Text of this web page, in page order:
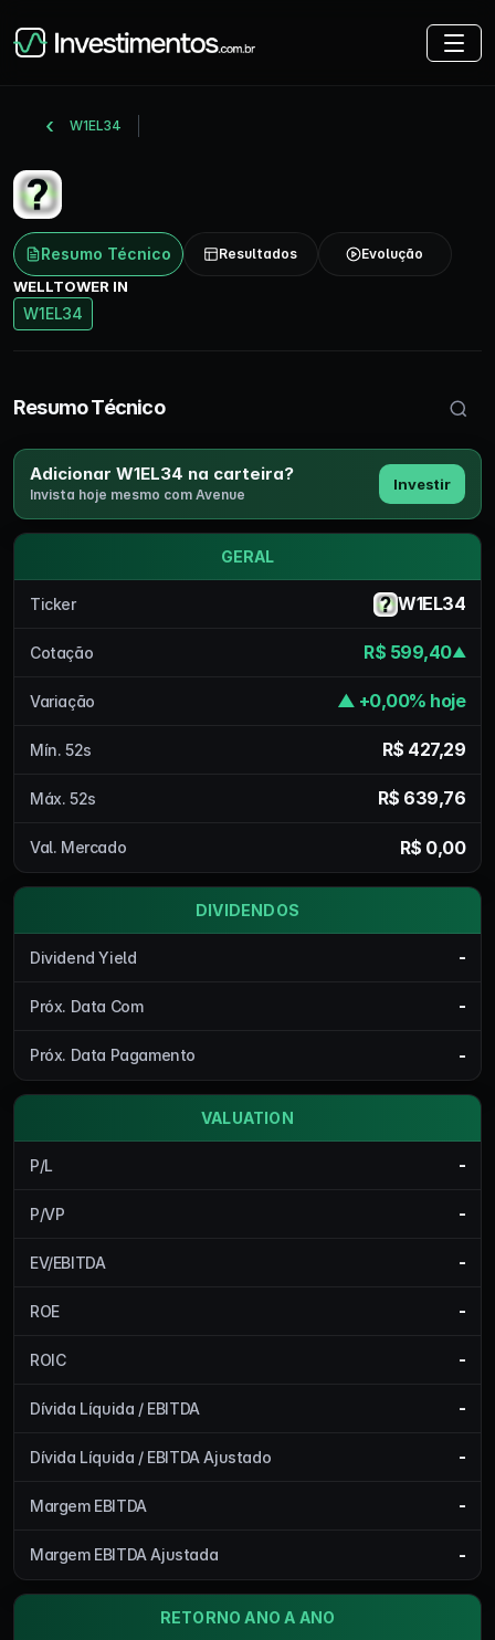
W1EL34
Resumo Técnico Resultados Evolução
WELLTOWER IN
W1EL34
Resumo Técnico
Adicionar W1EL34 na carteira?
Invista hoje mesmo com Avenue
Investir
GERAL
Ticker W1EL34
Cotação R$ 599,40▲
Variação ▲ +0,00% hoje
Mín. 52s R$ 427,29
Máx. 52s R$ 639,76
Val. Mercado R$ 0,00
DIVIDENDOS
Dividend Yield -
Próx. Data Com -
Próx. Data Pagamento -
VALUATION
P/L -
P/VP -
EV/EBITDA -
ROE -
ROIC -
Dívida Líquida / EBITDA -
Dívida Líquida / EBITDA Ajustado -
Margem EBITDA -
Margem EBITDA Ajustada -
RETORNO ANO A ANO